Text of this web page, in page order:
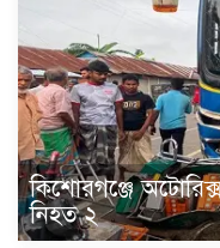
কিশোরগঞ্জে
নিহত ২